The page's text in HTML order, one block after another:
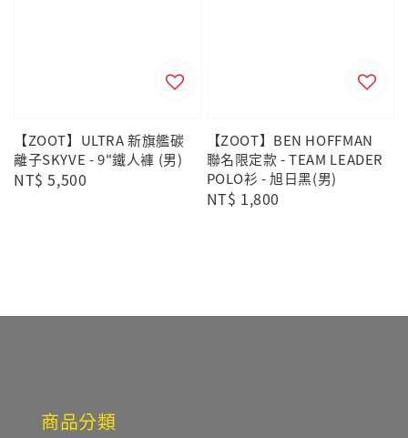
【ZOOT】ULTRA 新旗艦碳
離子SKYVE - 9"鐵人褲 (男)
Regular
NT$ 5,500
【ZOOT】BEN HOFFMAN
聯名限定款 - TEAM LEADER
POLO衫 - 旭日黑(男)
Regular
NT$ 1,800
商品分類